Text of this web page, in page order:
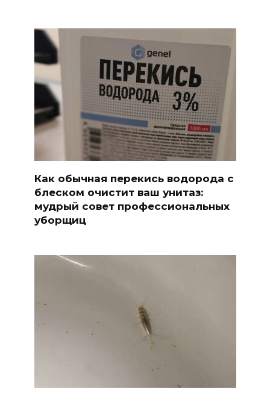
Как обычная перекись водорода с
блеском очистит ваш унитаз:
мудрый совет профессиональных
уборщиц